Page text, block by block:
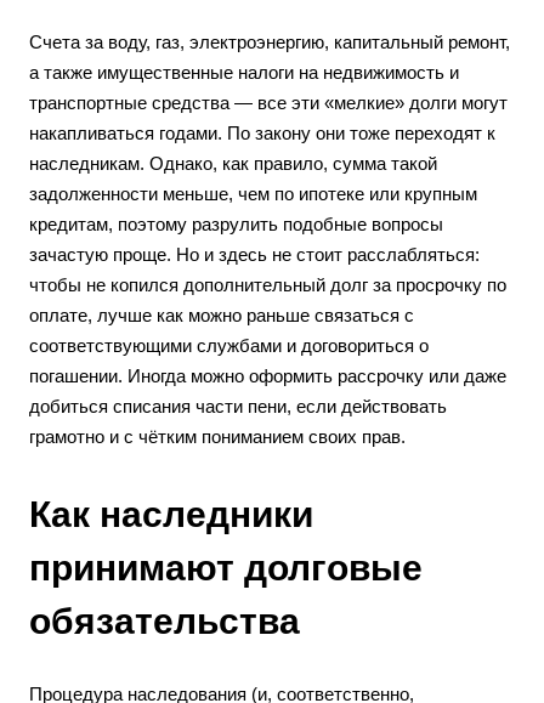
Счета за воду, газ, электроэнергию, капитальный ремонт,
а также имущественные налоги на недвижимость и
транспортные средства — все эти «мелкие» долги могут
накапливаться годами. По закону они тоже переходят к
наследникам. Однако, как правило, сумма такой
задолженности меньше, чем по ипотеке или крупным
кредитам, поэтому разрулить подобные вопросы
зачастую проще. Но и здесь не стоит расслабляться:
чтобы не копился дополнительный долг за просрочку по
оплате, лучше как можно раньше связаться с
соответствующими службами и договориться о
погашении. Иногда можно оформить рассрочку или даже
добиться списания части пени, если действовать
грамотно и с чётким пониманием своих прав.
Как наследники
принимают долговые
обязательства
Процедура наследования (и, соответственно,